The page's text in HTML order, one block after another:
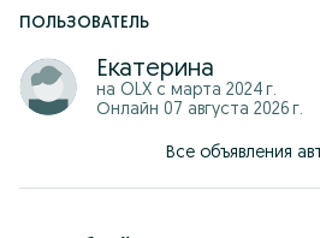
ПОЛЬЗОВАТЕЛЬ
Екатерина
на OLX с марта 2024 г.
Онлайн 07 августа 2026 г.
Все объявления